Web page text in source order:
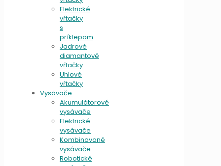
Elektrické
vŕtačky
s
príklepom
Jadrové
diamantové
vŕtačky
Uhlové
vŕtačky
Vysávače
Akumulátorové
vysávače
Elektrické
vysávače
Kombinované
vysávače
Robotické